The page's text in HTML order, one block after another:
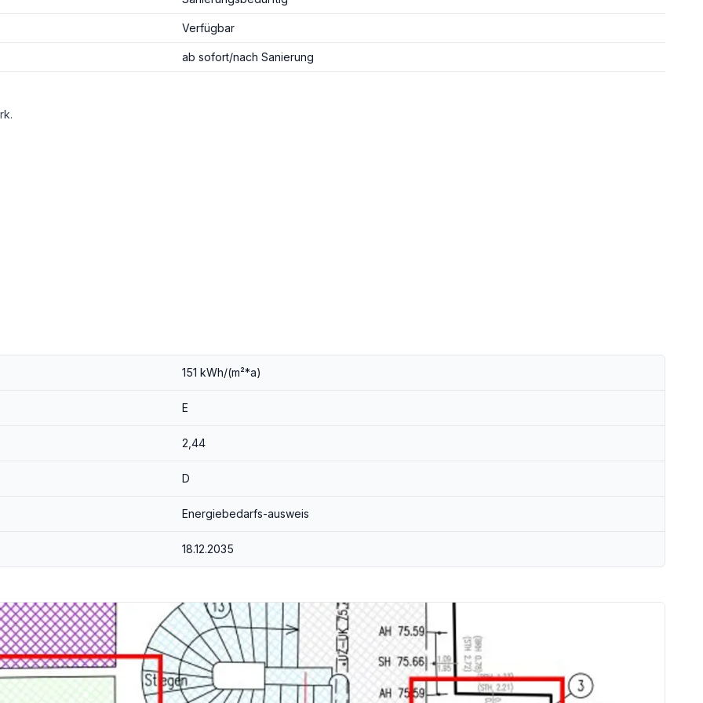
Verfügbar
ab sofort/nach Sanierung
schleifen und neu anstreichen - innen weiß, außen RAL Amazonasgrün).
und Faschen weiß, Sockel grau Baumit 0876).
151 kWh/(m²*a)
E
2,44
D
Energiebedarfs-ausweis
18.12.2035